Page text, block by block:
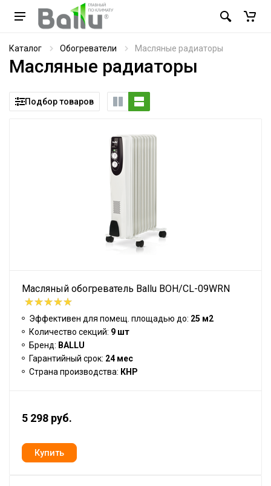
Каталог Обогреватели Масляные радиаторы
Масляные радиаторы
Подбор товаров
Масляный обогреватель Ballu BOH/CL-09WRN
Эффективен для помещ. площадью до: 25 м2
Количество секций: 9 шт
Бренд: BALLU
Гарантийный срок: 24 мес
Страна производства: КНР
5 298 руб.